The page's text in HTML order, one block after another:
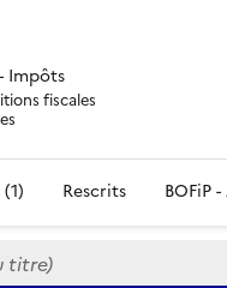
Impôts
fiscales
Rescrits BOFiP